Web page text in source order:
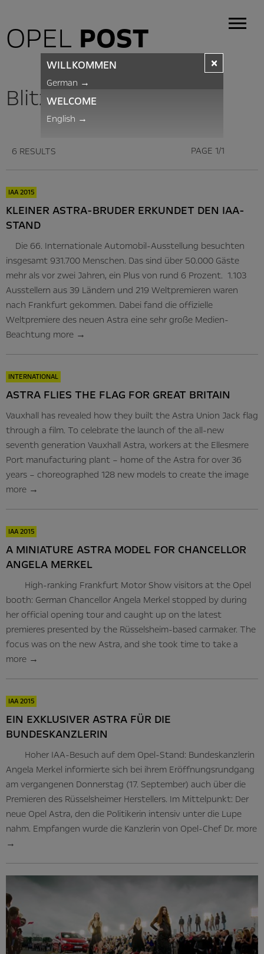
OPEL POST
BlitzNews
6 RESULTS PAGE 1/1
IAA 2015
KLEINER ASTRA-BRUDER ERKUNDET DEN IAA-
STAND
Die 66. Internationale Automobil-Ausstellung besuchten
insgesamt 931.700 Menschen. Das sind über 50.000 Gäste
mehr als vor zwei Jahren, ein Plus von rund 6 Prozent. 1.103
Ausstellern aus 39 Ländern und 219 Weltpremieren waren
nach Frankfurt gekommen. Dabei fand die offizielle
Weltpremiere des neuen Astra eine sehr große Medien-
Beachtung more →
INTERNATIONAL
ASTRA FLIES THE FLAG FOR GREAT BRITAIN
Vauxhall has revealed how they built the Astra Union Jack flag
through a film. To celebrate the launch of the all-new
seventh generation Vauxhall Astra, workers at the Ellesmere
Port manufacturing plant – home of the Astra for over 36
years – choreographed 128 new models to create the image
more →
IAA 2015
A MINIATURE ASTRA MODEL FOR CHANCELLOR
ANGELA MERKEL
High-ranking Frankfurt Motor Show visitors at the Opel
booth: German Chancellor Angela Merkel stopped by during
her official opening tour and caught up on the latest
premieres presented by the Rüsselsheim-based carmaker. The
focus was on the new Astra, and she took time to take a
more →
IAA 2015
EIN EXKLUSIVER ASTRA FÜR DIE
BUNDESKANZLERIN
Hoher IAA-Besuch auf dem Opel-Stand: Bundeskanzlerin
Angela Merkel informierte sich bei ihrem Eröffnungsrundgang
am vergangenen Donnerstag (17. September) auch über die
Premieren des Rüsselsheimer Herstellers. Im Mittelpunkt: Der
neue Opel Astra, den die Politikerin intensiv unter die Lupe
nahm. Empfangen wurde die Kanzlerin von Opel-Chef Dr. more
→
×
WILLKOMMEN
German →
WELCOME
English →